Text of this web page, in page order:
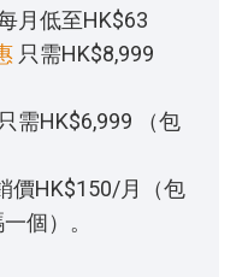
月低至HK$63
只需HK$8,999
需HK$6,999 （包
價HK$150/月（包
個）。